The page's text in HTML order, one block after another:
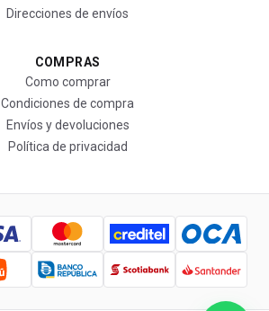
Direcciones de envíos
COMPRAS
Como comprar
Condiciones de compra
Envíos y devoluciones
Política de privacidad